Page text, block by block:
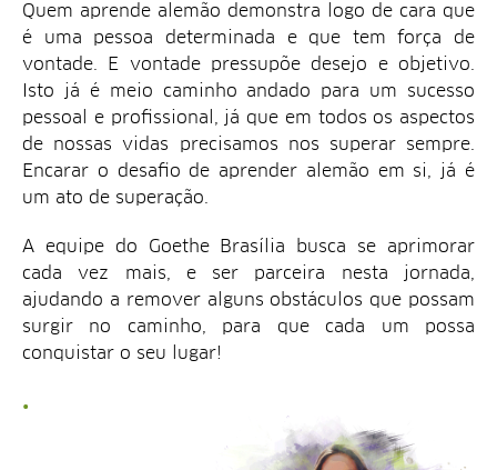
Quem aprende alemão demonstra logo de cara que
é uma pessoa determinada e que tem força de
vontade. E vontade pressupõe desejo e objetivo.
Isto já é meio caminho andado para um sucesso
pessoal e profissional, já que em todos os aspectos
de nossas vidas precisamos nos superar sempre.
Encarar o desafio de aprender alemão em si, já é
um ato de superação.
A equipe do Goethe Brasília busca se aprimorar
cada vez mais, e ser parceira nesta jornada,
ajudando a remover alguns obstáculos que possam
surgir no caminho, para que cada um possa
conquistar o seu lugar!